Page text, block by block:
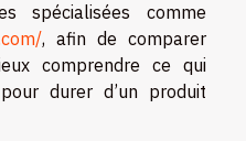
spécialisées comme
, afin de comparer
comprendre ce qui
durer d’un produit